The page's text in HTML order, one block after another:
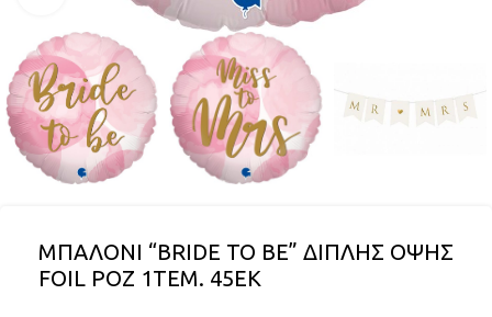
ΜΠΑΛΟΝΙ “BRIDE TO BE” ΔΙΠΛΗΣ ΟΨΗΣ
FOIL ΡΟΖ 1ΤΕΜ. 45ΕΚ